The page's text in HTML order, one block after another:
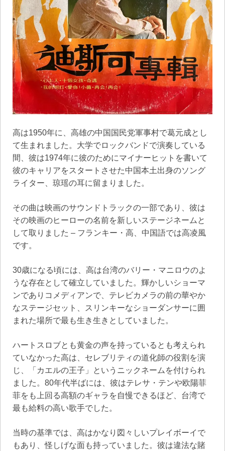
高は1950年に、高雄の中国国民党軍事村で葛元成とし
て生まれました。大学でロックバンドで演奏している
間、彼は1974年に彼のためにマイナーヒットを書いて
彼のキャリアをスタートさせた中国本土出身のソング
ライター、琼瑶の耳に留まりました。
その曲は映画のサウンドトラックの一部であり、彼は
その映画のヒーローの名前を新しいステージネームと
して取りました – フランキー・高、中国語では高凌風
です。
30歳になる頃には、高は台湾のバリー・マニロウのよ
うな存在として確立していました。輝かしいショーマ
ンでありコメディアンで、テレビカメラの前の華やか
なステージセット、スリンキーなショーダンサーに囲
まれた場所で最も生き生きとしていました。
ハートスロブとも黄金の声を持っているとも考えられ
ていなかった高は、セレブリティの道化師の役割を演
じ、「カエルの王子」というニックネームを付けられ
ました。80年代半ばには、彼はテレサ・テンや欧陽菲
菲をも上回る高額のギャラを自慢できるほど、台湾で
最も給料の高い歌手でした。
当時の基準では、高はかなり図々しいプレイボーイで
もあり、怪しげな面も持っていました。彼は違法な賭